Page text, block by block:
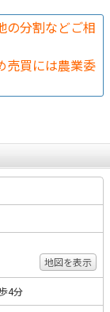
の分割などご相
売買には農業委
地図を表示
4分